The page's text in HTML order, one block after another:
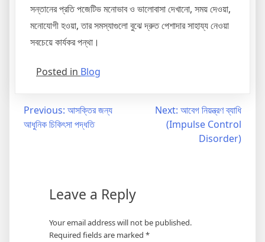
সন্তানের প্রতি পজেটিভ মনোভাব ও ভালোবাসা দেখানো, সময় দেওয়া,
মনোযোগী হওয়া, তার সমস্যাগুলো বুঝে দ্রুত পেশাদার সাহায্য নেওয়া
সবচেয়ে কার্যকর পন্থা।
Posted in Blog
Previous: আসক্তির জন্য
আধুনিক চিকিৎসা পদ্ধতি
Next: আবেগ নিয়ন্ত্রণ ব্যাধি
(Impulse Control
Disorder)
Leave a Reply
Your email address will not be published.
Required fields are marked *